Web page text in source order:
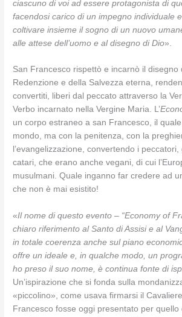
ciascuno di voi ad essere protagonista di
facendosi carico di un impegno individuale
coltivare insieme il sogno di un nuovo
alle attese dell’uomo e al disegno di Dio».
San Francesco rispettò e incarnò il disegno
Redenzione e della Salvezza eterna,
convertiti, liberi dal peccato attraverso la
Verbo incarnato nella Vergine Maria. L’
un corpo estraneo a san Francesco, il
mondo, ma con la penitenza, con la
l’evangelizzazione, convertendo i
catari, che erano anche vegani, di cui
musulmani. Quale inganno far credere ad
che non è mai esistito!
«Il nome di questo evento – “Economy of
chiaro riferimento al Santo di Assisi e al
in totale coerenza anche sul piano
offre un ideale e, in qualche modo, un
ho preso il suo nome, è continua fonte di
Un’ispirazione che si fonda sulla
«piccolino», come usava firmarsi il
Francesco fosse oggi presentato per quello